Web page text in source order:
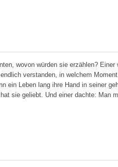
wovon würden sie erzählen? Einer
verstanden, in welchem
ein Leben lang ihre Hand in seiner
sie geliebt. Und einer dachte: Man